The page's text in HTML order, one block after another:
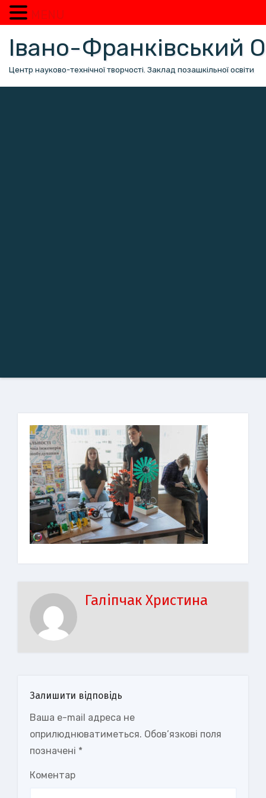
вмісту
Івано-Франківський
Центр науково-технічної творчості. Заклад позашкільної освіти
Галіпчак Христина
Залишити відповідь
Ваша e-mail адреса не
оприлюднюватиметься. Обов’язкові поля
позначені *
Коментар
MENU